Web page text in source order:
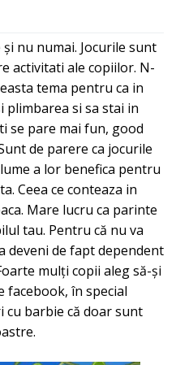
nu numai. Jocurile sunt
activitati ale copiilor. N-
tema pentru ca in
plimbarea si sa stai in
se pare mai fun, good
de parere ca jocurile
a lor benefica pentru
Ceea ce conteaza in
Mare lucru ca parinte
tau. Pentru că nu va
deveni de fapt dependent
mulți copii aleg să-și
facebook, în special
cu barbie că doar sunt